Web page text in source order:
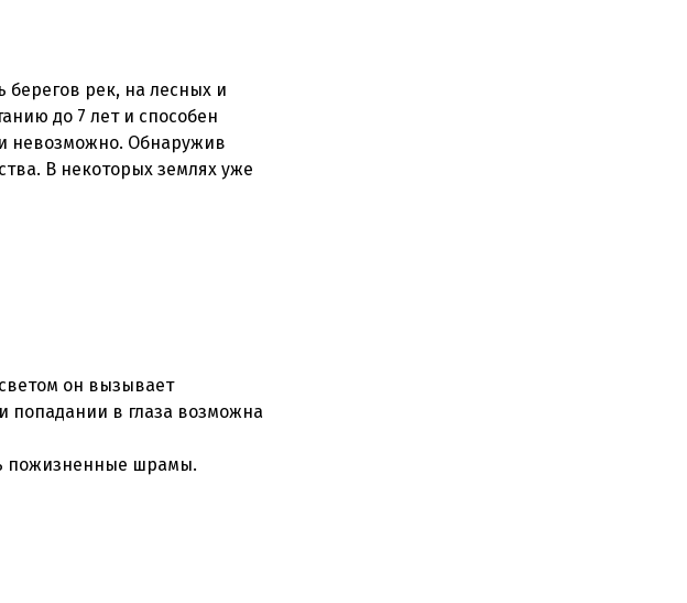
берегов рек, на лесных и
до 7 лет и способен
невозможно. Обнаружив
В некоторых землях уже
он вызывает
попадании в глаза возможна
пожизненные шрамы.